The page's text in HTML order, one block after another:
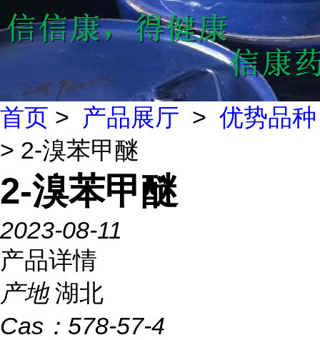
首页 > 产品展厅 > 优势品种
> 2-溴苯甲醚
2-溴苯甲醚
2023-08-11
产品详情
产地 湖北
Cas： 578-57-4